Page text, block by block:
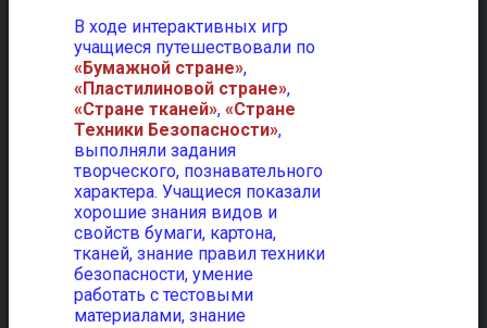
В ходе интерактивных игр
учащиеся путешествовали по
«Бумажной стране»,
«Пластилиновой стране»,
«Стране тканей», «Стране
Техники Безопасности»,
выполняли задания
творческого, познавательного
характера. Учащиеся показали
хорошие знания видов и
свойств бумаги, картона,
тканей, знание правил техники
безопасности, умение
работать с тестовыми
материалами, знание